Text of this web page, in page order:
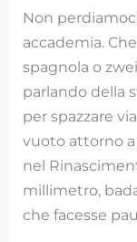
Non
accademia.
spagnola o
parlando della
per spazzare
vuoto attorno
nel
millimetro,
che facesse